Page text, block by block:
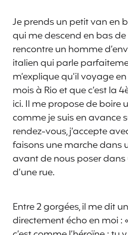
Je prends un petit van en
qui me descend en bas de
rencontre un homme
italien qui parle
m’explique qu’il voyage
mois à Rio et que c’est la
ici. Il me propose de boire
comme je suis en avance
rendez-vous, j’accepte
faisons une marche dans
avant de nous poser
d’une rue.
Entre 2 gorgées, il me dit
directement écho en moi :